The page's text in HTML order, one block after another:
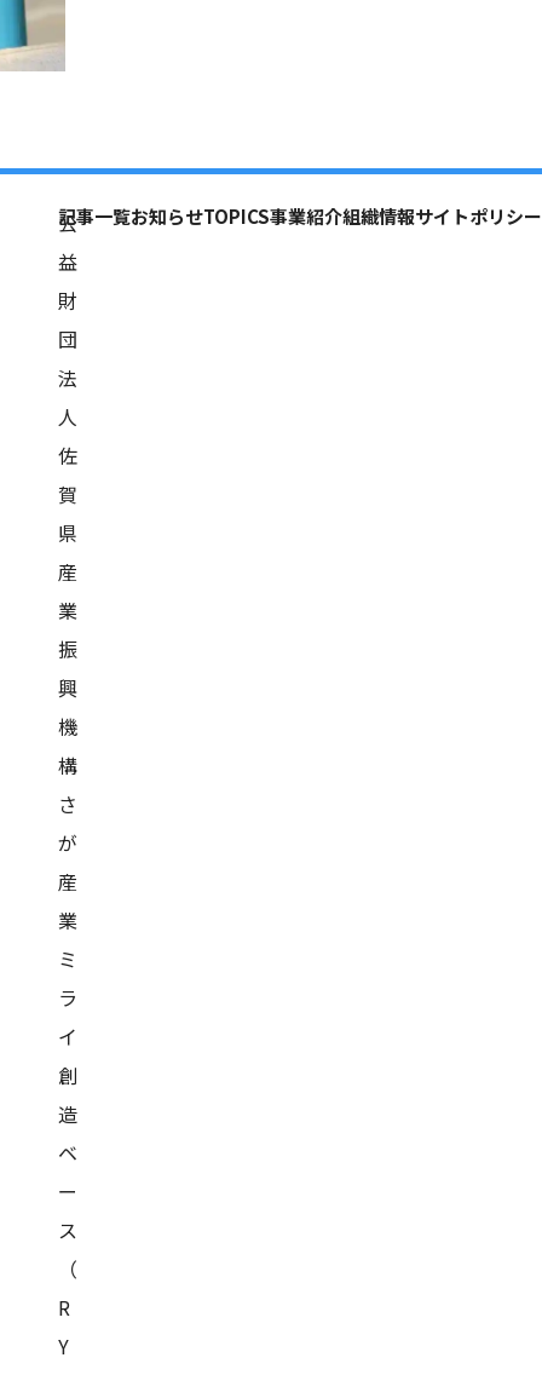
公
益
財
団
法
人
佐
賀
県
産
業
振
興
機
構
さ
が
産
業
ミ
ラ
イ
創
造
ベ
ー
ス
（
R
Y
記事一覧お知らせTOPICS事業紹介組織情報サイトポリシー